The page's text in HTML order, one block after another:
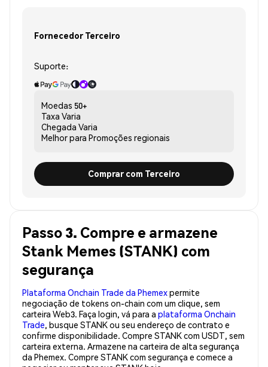
Fornecedor Terceiro
Suporte:
Moedas 50+
Taxa Varia
Chegada Varia
Melhor para Promoções regionais
Comprar com Terceiro
Passo 3. Compre e armazene
Stank Memes (STANK) com
segurança
Plataforma Onchain Trade da Phemexpermite
negociação de tokens on-chain com um clique, sem
carteira Web3. Faça login, vá para a plataforma Onchain
Trade, busque STANK ou seu endereço de contrato e
confirme disponibilidade. Compre STANK com USDT, sem
carteira externa. Armazene na carteira de alta segurança
da Phemex. Compre STANK com segurança e comece a